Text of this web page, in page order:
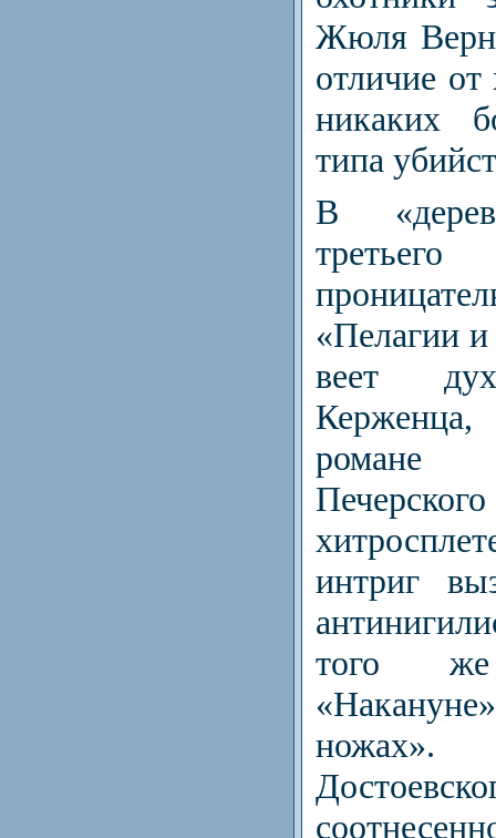
Жюля
отличие от
никаких
типа
В
«Пелагии и
веет
Керженца,
романе
интриг
того
ножах».